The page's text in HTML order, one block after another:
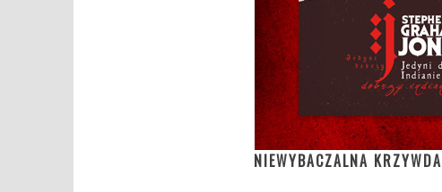
NIEWYBACZALNA KRZYWDA